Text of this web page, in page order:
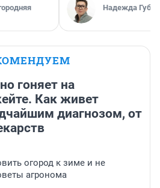
Надежда
гоняет на
Как живет
диагнозом, от
огород к зиме и не
агронома